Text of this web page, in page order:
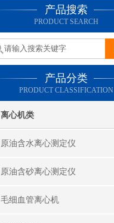
产品搜索
PRODUCT SEARCH
产品分类
PRODUCT CLASSIFICATION
离心机类
原油含水离心测定仪
原油含砂离心测定仪
毛细血管离心机